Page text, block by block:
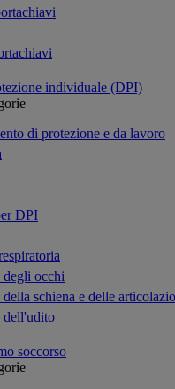
individuale (DPI)
di protezione e da lavoro
DPI
degli occhi
della schiena e delle
dell'udito
soccorso